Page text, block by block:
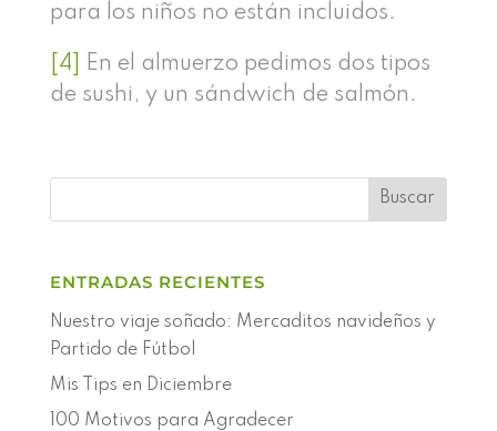
para los niños no están incluidos.
[4]
En el almuerzo pedimos dos tipos
de sushi, y un sándwich de salmón.
ENTRADAS RECIENTES
Nuestro viaje soñado: Mercaditos navideños y
Partido de Fútbol
Mis Tips en Diciembre
100 Motivos para Agradecer